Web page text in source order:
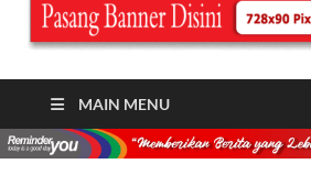
MAIN MENU